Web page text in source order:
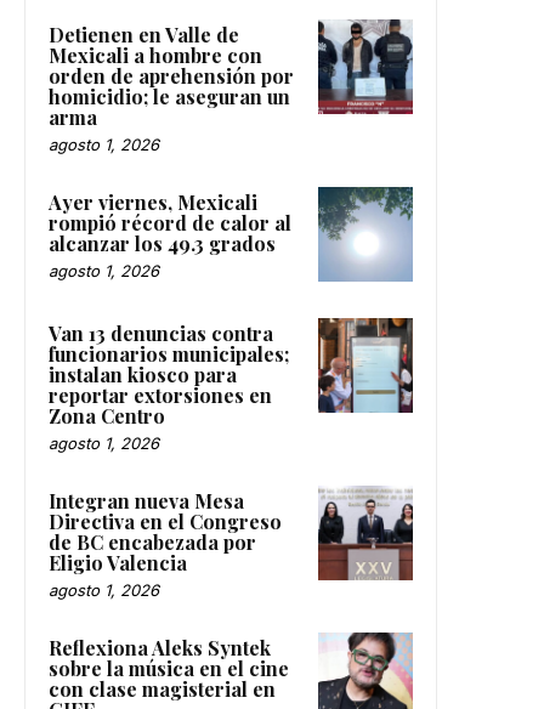
Detienen en Valle de
Mexicali a hombre con
orden de aprehensión por
homicidio; le aseguran un
arma
agosto 1, 2026
Ayer viernes, Mexicali
rompió récord de calor al
alcanzar los 49.3 grados
agosto 1, 2026
Van 13 denuncias contra
funcionarios municipales;
instalan kiosco para
reportar extorsiones en
Zona Centro
agosto 1, 2026
Integran nueva Mesa
Directiva en el Congreso
de BC encabezada por
Eligio Valencia
agosto 1, 2026
Reflexiona Aleks Syntek
sobre la música en el cine
con clase magisterial en